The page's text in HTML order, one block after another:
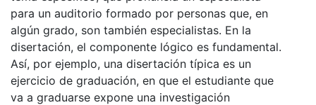
para un auditorio formado por personas que, en
algún grado, son también especialistas. En la
disertación, el componente lógico es fundamental.
Así, por ejemplo, una disertación típica es un
ejercicio de graduación, en que el estudiante que
va a graduarse expone una investigación